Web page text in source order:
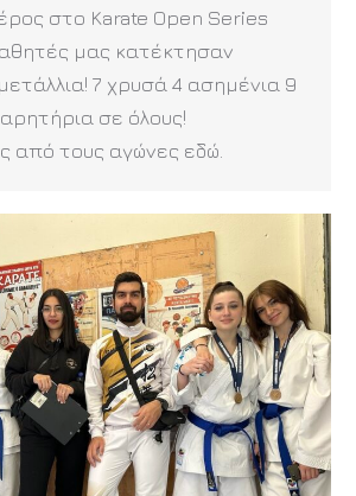
στο Karate Open Series
μας κατέκτησαν
7 χρυσά 4 ασημένια 9
σε όλους!
από τους αγώνες εδώ.